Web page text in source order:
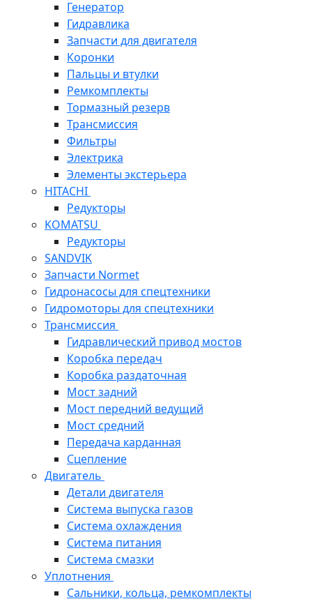
Генератор
Гидравлика
Запчасти для двигателя
Коронки
Пальцы и втулки
Ремкомплекты
Тормазный резерв
Трансмиссия
Фильтры
Электрика
Элементы экстерьера
HITACHI
Редукторы
KOMATSU
Редукторы
SANDVIK
Запчасти Normet
Гидронасосы для спецтехники
Гидромоторы для спецтехники
Трансмиссия
Гидравлический привод мостов
Коробка передач
Коробка раздаточная
Мост задний
Мост передний ведущий
Мост средний
Передача карданная
Сцепление
Двигатель
Детали двигателя
Система выпуска газов
Система охлаждения
Система питания
Система смазки
Уплотнения
Сальники, кольца, ремкомплекты